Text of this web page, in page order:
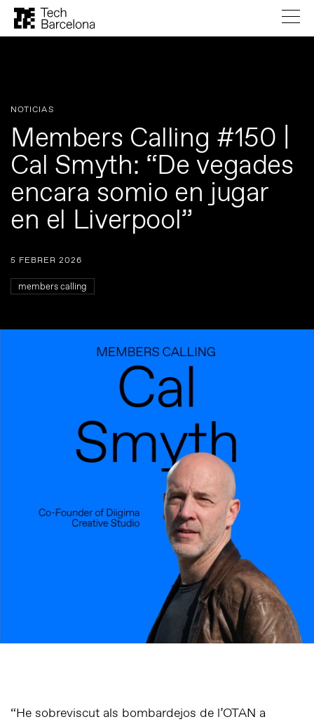
NOTICIAS
Members Calling #150 |
Cal Smyth: “De vegades
encara somio en jugar
en el Liverpool”
5 FEBRER 2026
members calling
“He sobreviscut als bombardejos de l’OTAN a